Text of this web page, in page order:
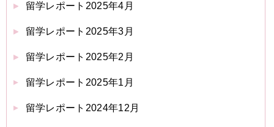
留学レポート2025年4月
留学レポート2025年3月
留学レポート2025年2月
留学レポート2025年1月
留学レポート2024年12月